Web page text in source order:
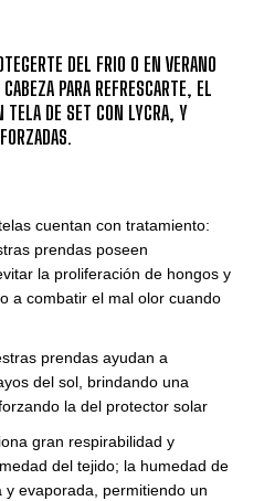
DEL FRIO O EN VERANO
PARA REFRESCARTE, EL
TELA DE SET CON LYCRA, Y
cuentan con tratamiento:
prendas poseen
la proliferación de hongos y
a combatir el mal olor cuando
prendas ayudan a
del sol, brindando una
la del protector solar
gran respirabilidad y
del tejido; la humedad de
y evaporada, permitiendo un